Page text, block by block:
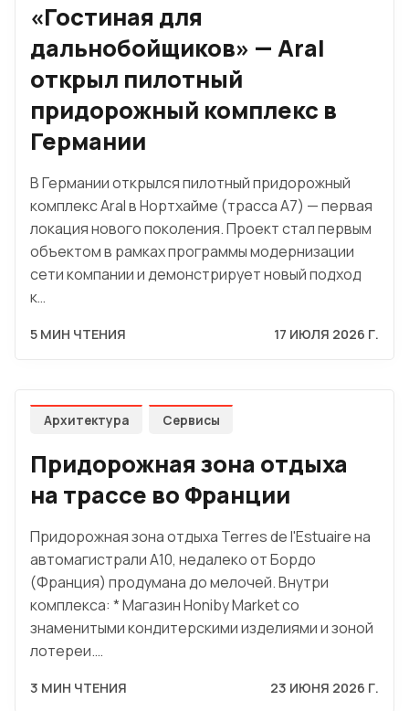
«Гостиная для
дальнобойщиков» — Aral
открыл пилотный
придорожный комплекс в
Германии
В Германии открылся пилотный придорожный
комплекс Aral в Нортхайме (трасса A7) — первая
локация нового поколения. Проект стал первым
объектом в рамках программы модернизации
сети компании и демонстрирует новый подход
к…
5 МИН ЧТЕНИЯ 17 ИЮЛЯ 2026 Г.
Архитектура Сервисы
Придорожная зона отдыха
на трассе во Франции
Придорожная зона отдыха Terres de l'Estuaire на
автомагистрали A10, недалеко от Бордо
(Франция) продумана до мелочей. Внутри
комплекса: * Магазин Honiby Market со
знаменитыми кондитерскими изделиями и зоной
лотереи.…
3 МИН ЧТЕНИЯ 23 ИЮНЯ 2026 Г.